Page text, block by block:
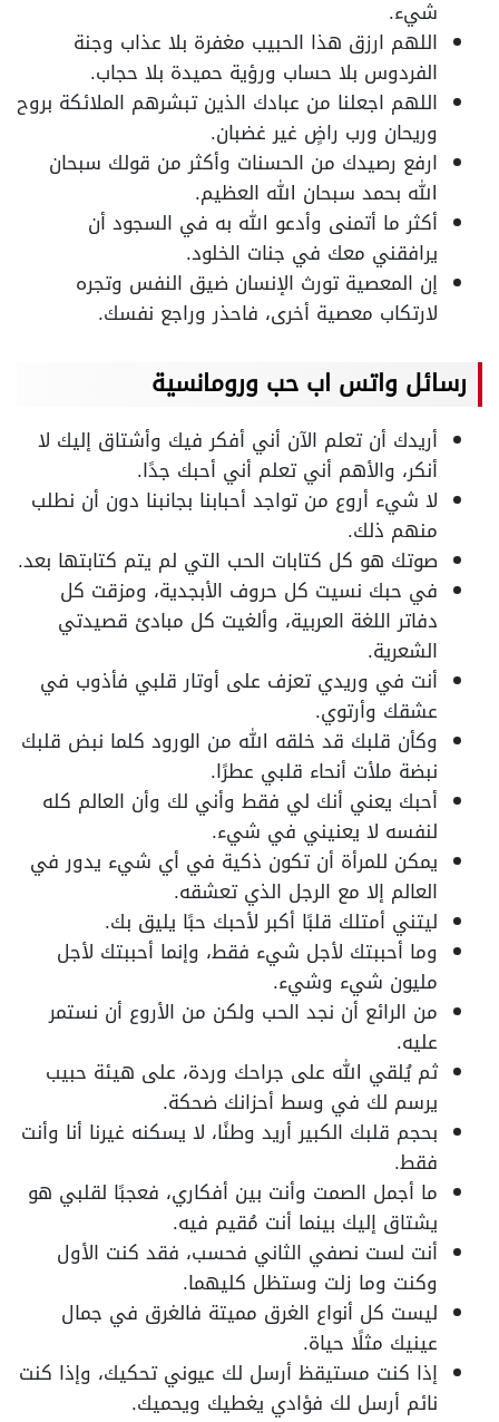
شيء.
اللهم ارزق هذا الحبيب مغفرة بلا عذاب وجنة
الفردوس بلا حساب ورؤية حميدة بلا حجاب.
اللهم اجعلنا من عبادك الذين تبشرهم الملائكة بروح
وريحان ورب راضٍ غير غضبان.
ارفع رصيدك من الحسنات وأكثر من قولك سبحان
الله بحمد سبحان الله العظيم.
أكثر ما أتمنى وأدعو الله به في السجود أن
يرافقني معك في جنات الخلود.
إن المعصية تورث الإنسان ضيق النفس وتجره
لارتكاب معصية أخرى، فاحذر وراجع نفسك.
رسائل واتس اب حب ورومانسية
أريدك أن تعلم الآن أني أفكر فيك وأشتاق إليك لا
أنكر، والأهم أني تعلم أني أحبك جدًا.
لا شيء أروع من تواجد أحبابنا بجانبنا دون أن نطلب
منهم ذلك.
صوتك هو كل كتابات الحب التي لم يتم كتابتها بعد.
في حبك نسيت كل حروف الأبجدية، ومزقت كل
دفاتر اللغة العربية، وألغيت كل مبادئ قصيدتي
الشعرية.
أنت في وريدي تعزف على أوتار قلبي فأذوب في
عشقك وأرتوي.
وكأن قلبك قد خلقه الله من الورود كلما نبض قلبك
نبضة ملأت أنحاء قلبي عطرًا.
أحبك يعني أنك لي فقط وأني لك وأن العالم كله
لنفسه لا يعنيني في شيء.
يمكن للمرأة أن تكون ذكية في أي شيء يدور في
العالم إلا مع الرجل الذي تعشقه.
ليتني أمتلك قلبًا أكبر لأحبك حبًا يليق بك.
وما أحببتك لأجل شيء فقط، وإنما أحببتك لأجل
مليون شيء وشيء.
من الرائع أن نجد الحب ولكن من الأروع أن نستمر
عليه.
ثم يُلقي الله على جراحك وردة، على هيئة حبيب
يرسم لك في وسط أحزانك ضحكة.
بحجم قلبك الكبير أريد وطنًا، لا يسكنه غيرنا أنا وأنت
فقط.
ما أجمل الصمت وأنت بين أفكاري، فعجبًا لقلبي هو
يشتاق إليك بينما أنت مُقيم فيه.
أنت لست نصفي الثاني فحسب، فقد كنت الأول
وكنت وما زلت وستظل كليهما.
ليست كل أنواع الغرق مميتة فالغرق في جمال
عينيك مثلًا حياة.
إذا كنت مستيقظ أرسل لك عيوني تحكيك، وإذا كنت
نائم أرسل لك فؤادي يغطيك ويحميك.